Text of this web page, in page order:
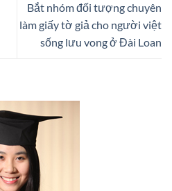
Bắt nhóm đối tượng chuyên
làm giấy tờ giả cho người việt
sống lưu vong ở Đài Loan